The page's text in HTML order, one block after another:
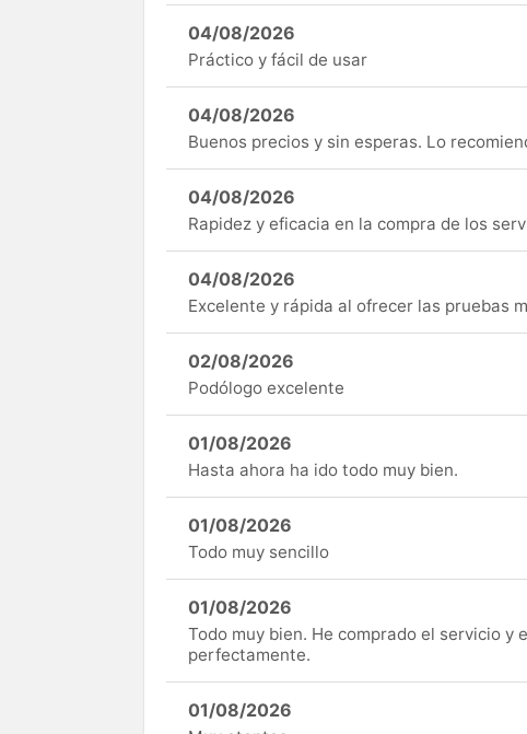
04/08/2026
Práctico y fácil de usar
04/08/2026
Buenos precios y sin esperas. Lo
04/08/2026
Rapidez y eficacia en la compra de los
04/08/2026
Excelente y rápida al ofrecer las pruebas
02/08/2026
Podólogo excelente
01/08/2026
Hasta ahora ha ido todo muy bien.
01/08/2026
Todo muy sencillo
01/08/2026
Todo muy bien. He comprado el servicio y
perfectamente.
01/08/2026